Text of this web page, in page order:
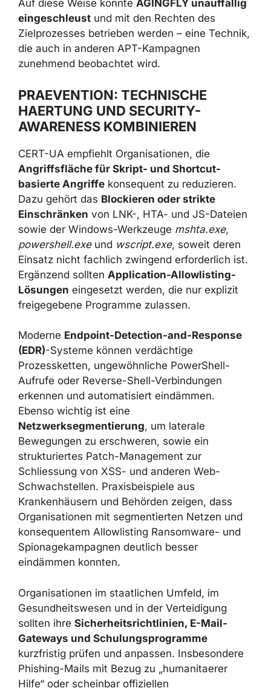
nach, welche im Kontext des
vertrauenswürdigen Prozesses ausgeführt
wird. Auf diese Weise konnteAGINGFLY
unauffällig eingeschleustund mit den
Rechten des Zielprozesses betrieben werden
Kampagnen zunehmend beobachtet wird.
PRAEVENTION: TECHNISCHE
HAERTUNG UND SECURITY-
AWARENESS KOMBINIEREN
CERT-UA empfiehlt Organisationen, die
Angriffsfläche für Skript- und Shortcut-
basierte Angriffekonsequent zu reduzieren.
Dazu gehört dasBlockieren oder strikte
Einschränkenvon LNK-, HTA- und JS-
Dateien sowie der Windows-Werkzeuge
mshta.exe ,powershell.exeundwscript.exe,
soweit deren Einsatz nicht fachlich zwingend
erforderlich ist. Ergänzend sollten
eingesetzt werden, die nur explizit
freigegebene Programme zulassen.
ModerneEndpoint-Detection-and-Response
(EDR)-Systeme können verdächtige
Prozessketten, ungewöhnliche PowerShell-
Aufrufe oder Reverse-Shell-Verbindungen
erkennen und automatisiert eindämmen.
Ebenso wichtig ist eine
Netzwerksegmentierung, um laterale
Bewegungen zu erschweren, sowie ein
strukturiertes Patch-Management zur
Schliessung von XSS- und anderen Web-
Schwachstellen. Praxisbeispiele aus
Krankenhäusern und Behörden zeigen, dass
Organisationen mit segmentierten Netzen und
Spionagekampagnen deutlich besser
eindämmen konnten.
Organisationen im staatlichen Umfeld, im
Gesundheitswesen und in der Verteidigung
sollten ihreSicherheitsrichtlinien, E-Mail-
Gateways und Schulungsprogramme